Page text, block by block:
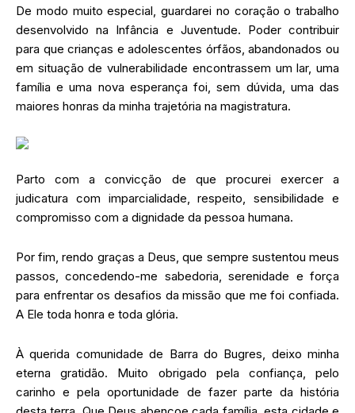
De modo muito especial, guardarei no coração o trabalho
desenvolvido na Infância e Juventude. Poder contribuir
para que crianças e adolescentes órfãos, abandonados ou
em situação de vulnerabilidade encontrassem um lar, uma
família e uma nova esperança foi, sem dúvida, uma das
maiores honras da minha trajetória na magistratura.
Parto com a convicção de que procurei exercer a
judicatura com imparcialidade, respeito, sensibilidade e
compromisso com a dignidade da pessoa humana.
Por fim, rendo graças a Deus, que sempre sustentou meus
passos, concedendo-me sabedoria, serenidade e força
para enfrentar os desafios da missão que me foi confiada.
A Ele toda honra e toda glória.
À querida comunidade de Barra do Bugres, deixo minha
eterna gratidão. Muito obrigado pela confiança, pelo
carinho e pela oportunidade de fazer parte da história